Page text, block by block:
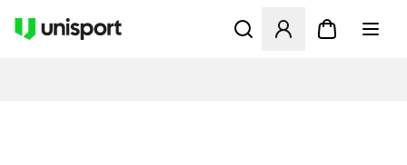
Öppnar en Modal för att